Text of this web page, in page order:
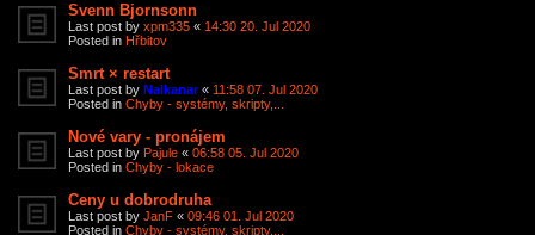
Svenn Bjornsonn
Last post by xpm335 « 14:30 20. Jul 2020
Posted in Hřbitov
Smrt × restart
Last post by Nalkanar« 11:58 07. Jul 2020
Posted in Chyby - systémy, skripty,...
Nové vary - pronájem
Last post by Pajule « 06:58 05. Jul 2020
Posted in Chyby - lokace
Ceny u dobrodruha
Last post by JanF « 09:46 01. Jul 2020
Posted in Chyby - systémy, skripty,...